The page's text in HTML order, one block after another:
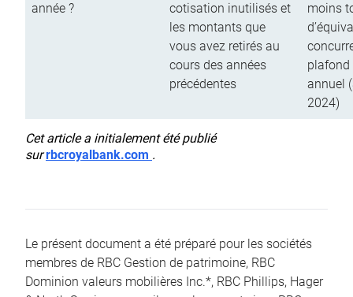
année ?
cotisation inutilisés et
les montants que
vous avez retirés au
cours des années
précédentes
moins
annuel
2024)
Cet article a initialement été publié
surrbcroyalbank.com .
Le présent document a été préparé pour les sociétés
membres de RBC Gestion de patrimoine, RBC
Dominion valeurs mobilières Inc.*, RBC Phillips, Hager